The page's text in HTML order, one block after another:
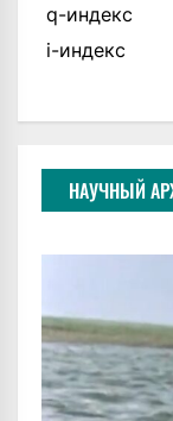
q-индекс
i-индекс
НАУЧНЫЙ